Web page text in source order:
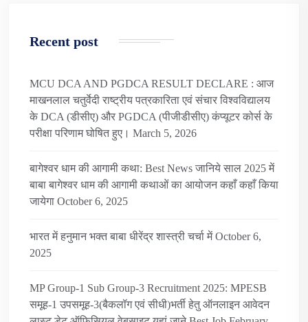
Recent post
MCU DCA AND PGDCA RESULT DECLARE : आज
माखनलाल चतुर्वेदी राष्ट्रीय पत्रकारिता एवं संचार विश्वविद्यालय
के DCA (डीसीए) और PGDCA (पीजीडीसीए) कंप्यूटर कोर्स के
परीक्षा परिणाम घोषित हुए। March 5, 2026
बागेश्वर धाम की आगामी कथा: Best News जानिये साल 2025 में
बाबा बागेश्वर धाम की आगामी कथाओं का आयोजन कहाँ कहाँ किया
जायेगा October 6, 2025
भारत में हनुमान भक्त बाबा धीरेंद्र शास्त्री चर्चा में October 6,
2025
MP Group-1 Sub Group-3 Recruitment 2025: MPESB
समूह-1 उपसमूह-3(बैकलॉग एवं सीधी)भर्ती हेतु ऑनलाइन आवेदन